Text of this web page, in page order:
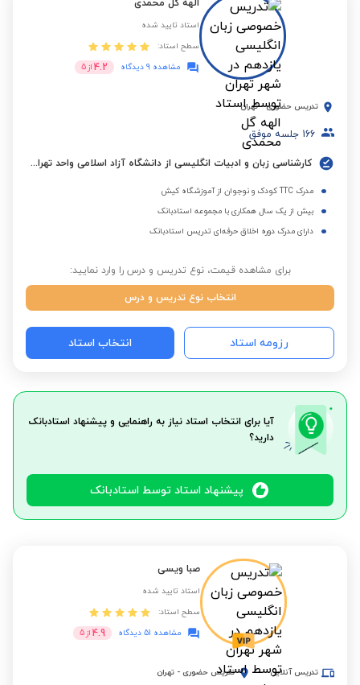
الهه گل محمدی
استاد تایید شده
سطح استاد:
مشاهده 9 دیدگاه
4.2 از 5
تدریس حضوری - تهران
166 جلسه موفق
کارشناسی زبان و ادبیات انگلیسی از دانشگاه آزاد اسلامی واحد تهران مرکزی
مدرک TTC کودک و نوجوان از آموزشگاه کیش
بیش از یک سال همکاری با مجموعه استادبانک
دارای مدرک دوره اخلاق حرفه‌ای تدریس استادبانک
برای مشاهده قیمت، نوع تدریس و درس را وارد نمایید:
انتخاب نوع تدریس و درس
رزومه استاد انتخاب استاد
آیا برای انتخاب استاد نیاز به راهنمایی و پیشنهاد استادبانک
دارید؟
پیشنهاد استاد توسط استادبانک
صبا ویسی
استاد تایید شده
سطح استاد:
مشاهده 51 دیدگاه
4.9 از 5
تدریس آنلاین تدریس حضوری - تهران